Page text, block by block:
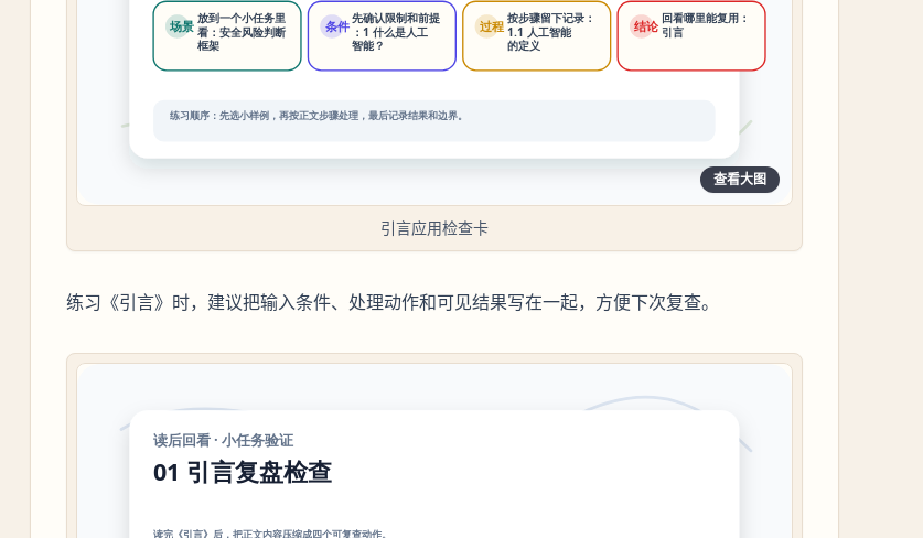
查看大图
引言应用检查卡
练习《引言》时，建议把输入条件、处理动作和可见结果写在一起，方便下次复查。